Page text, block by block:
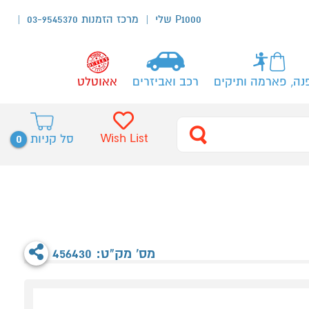
P1000 שלי מרכז הזמנות 03-9545370
פארמה ותיקים רכב ואביזרים אאוטלט
סל קניות 0 Wish List
מס' מק"ט: 456430